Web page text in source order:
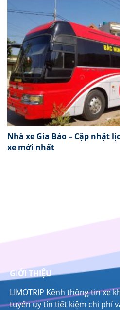
Nhà xe Gia Bảo – Cập nhật
xe mới nhất
GIỚI THIỆU
LIMOTRIP Kênh thông tin xe
tuyến uy tín tiết kiệm chi phí